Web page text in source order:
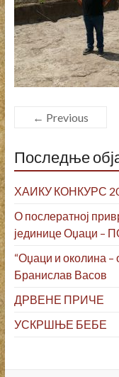
← Previous
Последње
ХАИКУ КОНКУРС
О послератној
јединице Оџаци
“Оџаци и околина
Бранислав Васов
ДРВЕНЕ ПРИЧЕ
УСКРШЊЕ БЕБЕ